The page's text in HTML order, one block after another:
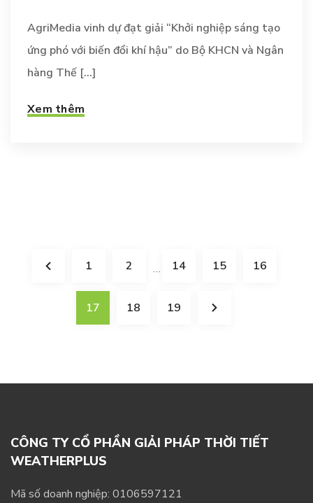
AgriMedia vinh dự đạt giải “Khởi nghiệp sáng tạo
ứng phó với biến đổi khí hậu” do Bộ KHCN và Ngân
hàng Thế [...]
Xem thêm
1 2 … 14 15 16
17 18 19
CÔNG TY CỔ PHẦN GIẢI PHÁP THỜI TIẾT
WEATHERPLUS
Mã số doanh nghiệp: 0106597121